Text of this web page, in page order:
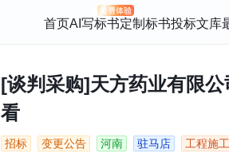
首页AI写标书定制标书投标文库
[谈判采购]天方药业有限
看
招标 变更公告 河南 驻马店 工程施工